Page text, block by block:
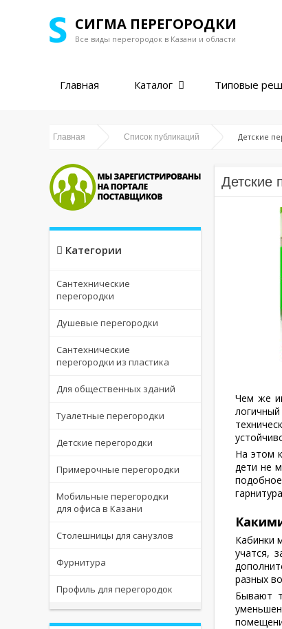
СИГМА ПЕРЕГОРОДКИ
Все виды перегородок в Казани и области
Главная Каталог Типовые
Главная Список публикаций Детские
Категории
Сантехнические
перегородки
Душевые перегородки
Сантехнические
перегородки из пластика
Для общественных зданий
Туалетные перегородки
Детские перегородки
Примерочные перегородки
Мобильные перегородки
для офиса в Казани
Столешницы для санузлов
Фурнитура
Профиль для перегородок
Детские
Чем же
На этом
дети не
Кабинки
учатся,
разных
Бывают